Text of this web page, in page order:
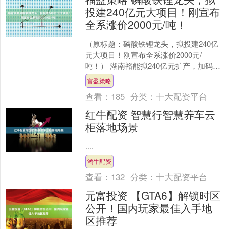
投建240亿元大项目！刚宣布
全系涨价2000元/吨！
（原标题：磷酸铁锂龙头，拟投建240亿
元大项目！刚宣布全系涨价2000元/
吨！） 湖南裕能拟240亿元扩产，加码一
体化布局。此前，公司宣布全系列磷酸
铁锂产品价格....
富盈策略
查看： 185 分类：十大配资平台
红牛配资 智慧行智慧养车云
柜落地场景
....
鸿牛配资
查看： 132 分类：十大配资平台
元富投资 【GTA6】解锁时区
公开！国内玩家最佳入手地
区推荐